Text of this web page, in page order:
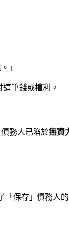
」
筆錢或權利。
務人已陷於無資
「保存」債務人